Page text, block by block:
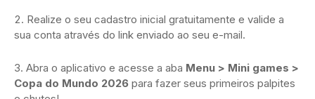
Realize o seu cadastro inicial gratuitamente e valide a
sua conta através do link enviado ao seu e-mail.
Abra o aplicativo e acesse a aba Menu > Mini games >
Copa do Mundo 2026 para fazer seus primeiros palpites